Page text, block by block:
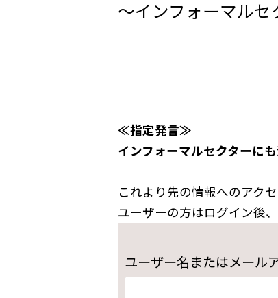
～インフォーマルセ
≪指定発言≫
インフォーマルセクターに
これより先の情報へのアク
ユーザーの方はログイン後、
ユーザー名またはメール